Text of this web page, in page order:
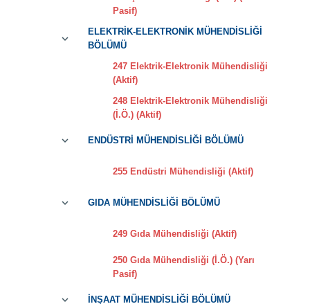
Pasif)
ELEKTRİK-ELEKTRONİK MÜHENDİSLİĞİ
BÖLÜMÜ
247 Elektrik-Elektronik Mühendisliği
(Aktif)
248 Elektrik-Elektronik Mühendisliği
(İ.Ö.) (Aktif)
ENDÜSTRİ MÜHENDİSLİĞİ BÖLÜMÜ
255 Endüstri Mühendisliği (Aktif)
GIDA MÜHENDİSLİĞİ BÖLÜMÜ
249 Gıda Mühendisliği (Aktif)
250 Gıda Mühendisliği (İ.Ö.) (Yarı
Pasif)
İNŞAAT MÜHENDİSLİĞİ BÖLÜMÜ